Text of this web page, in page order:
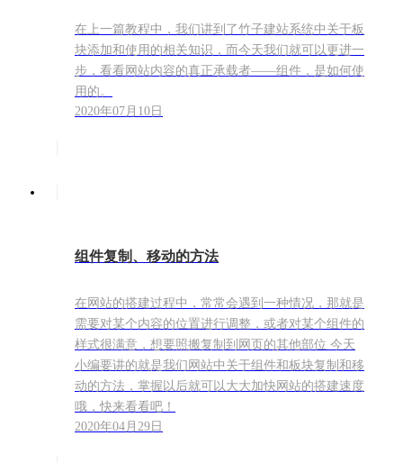
在上一篇教程中，我们讲到了竹子建站系统中关于板
块添加和使用的相关知识，而今天我们就可以更进一
步，看看网站内容的真正承载者——组件，是如何使
用的。
2020年07月10日
组件复制、移动的方法
在网站的搭建过程中，常常会遇到一种情况，那就是
需要对某个内容的位置进行调整，或者对某个组件的
样式很满意，想要照搬复制到网页的其他部位 今天
小编要讲的就是我们网站中关于组件和板块复制和移
动的方法，掌握以后就可以大大加快网站的搭建速度
哦，快来看看吧！
2020年04月29日